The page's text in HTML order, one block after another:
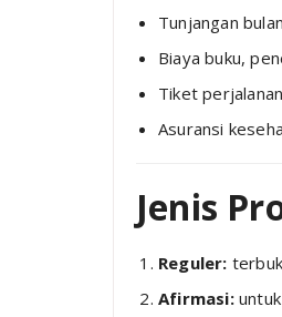
Tunjangan
Biaya buku,
Tiket
Asuransi
Jenis
Reguler:
Afirmasi:untuk